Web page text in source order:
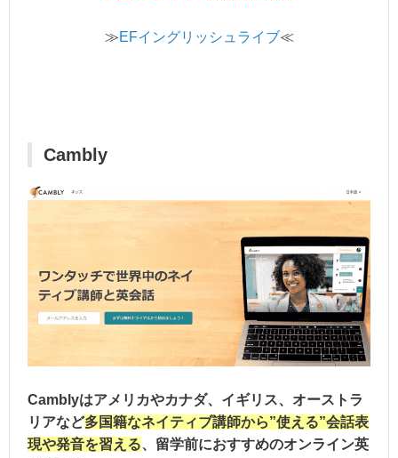
≫EFイングリッシュライブ≪
Cambly
Camblyはアメリカやカナダ、イギリス、オーストラ
リアなど多国籍なネイティブ講師から”使える”会話表
現や発音を習える、留学前におすすめのオンライン英